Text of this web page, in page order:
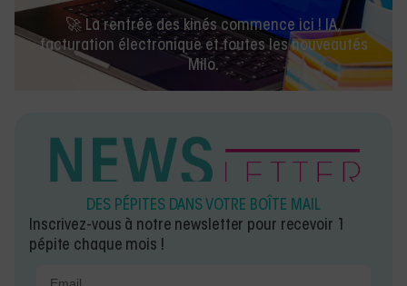
🚀 La rentrée des kinés commence ici ! IA,
facturation électronique et toutes les nouveautés
Milo.
DES PÉPITES DANS VOTRE BOÎTE MAIL
Inscrivez-vous à notre newsletter pour recevoir 1
pépite chaque mois !